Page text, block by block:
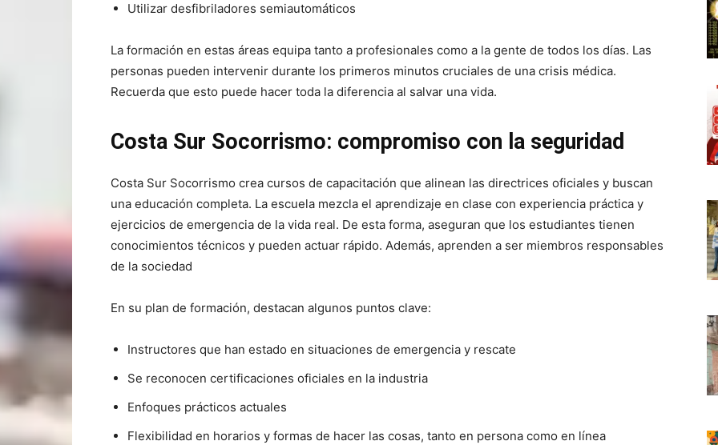
Utilizar desfibriladores semiautomáticos
La formación en estas áreas equipa tanto a profesionales como a la gente de todos los días. Las
personas pueden intervenir durante los primeros minutos cruciales de una crisis médica.
Recuerda que esto puede hacer toda la diferencia al salvar una vida.
Costa Sur Socorrismo: compromiso con la seguridad
Costa Sur Socorrismo crea cursos de capacitación que alinean las directrices oficiales y buscan
una educación completa. La escuela mezcla el aprendizaje en clase con experiencia práctica y
ejercicios de emergencia de la vida real. De esta forma, aseguran que los estudiantes tienen
conocimientos técnicos y pueden actuar rápido. Además, aprenden a ser miembros responsables
de la sociedad
En su plan de formación, destacan algunos puntos clave:
Instructores que han estado en situaciones de emergencia y rescate
Se reconocen certificaciones oficiales en la industria
Enfoques prácticos actuales
Flexibilidad en horarios y formas de hacer las cosas, tanto en persona como en línea